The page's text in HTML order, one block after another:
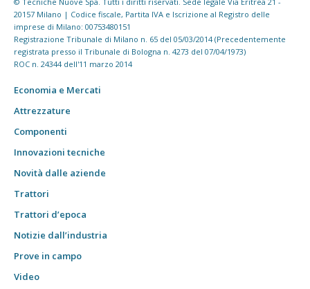
20157 Milano | Codice fiscale, Partita IVA e Iscrizione al Registro delle
imprese di Milano: 00753480151
Registrazione Tribunale di Milano n. 65 del 05/03/2014 (Precedentemente
registrata presso il Tribunale di Bologna n. 4273 del 07/04/1973)
ROC n. 24344 dell'11 marzo 2014
Economia e Mercati
Attrezzature
Componenti
Innovazioni tecniche
Novità dalle aziende
Trattori
Trattori d’epoca
Notizie dall’industria
Prove in campo
Video